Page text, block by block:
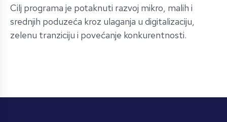
Cilj programa je potaknuti razvoj mikro, malih i
srednjih poduzeća kroz ulaganja u digitalizaciju,
zelenu tranziciju i povećanje konkurentnosti.